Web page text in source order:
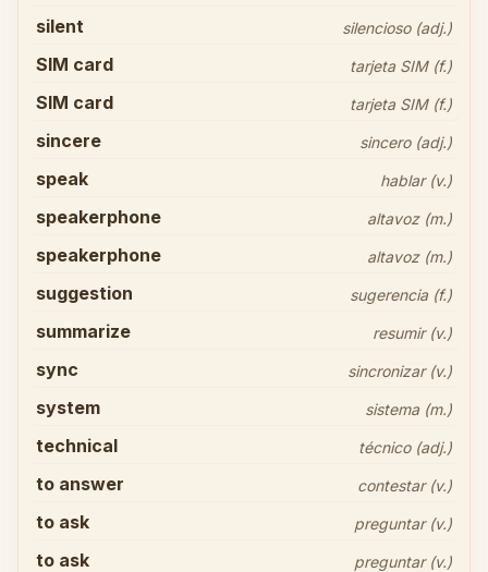
silent silencioso (adj.)
SIM card tarjeta SIM (f.)
SIM card tarjeta SIM (f.)
sincere sincero (adj.)
speak hablar (v.)
speakerphone altavoz (m.)
speakerphone altavoz (m.)
suggestion sugerencia (f.)
summarize resumir (v.)
sync sincronizar (v.)
system sistema (m.)
technical técnico (adj.)
to answer contestar (v.)
to ask preguntar (v.)
to ask preguntar (v.)